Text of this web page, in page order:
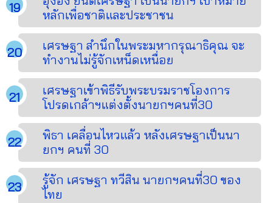
หลักเพื่อชาติและประชาชน
เศรษฐา สำนึกในพระมหากรุณาธิคุณ จะ
ทำงานไม่รู้จักเหน็ดเหนื่อย
เศรษฐาเข้าพิธีรับพระบรมราชโองการ
โปรดเกล้าฯแต่งตั้งนายกฯคนที่30
พิธา เคลื่อนไหวแล้ว หลังเศรษฐาเป็นนา
ยกฯ คนที่ 30
รู้จัก เศรษฐา ทวีสิน นายกฯคนที่30 ของ
ไทย